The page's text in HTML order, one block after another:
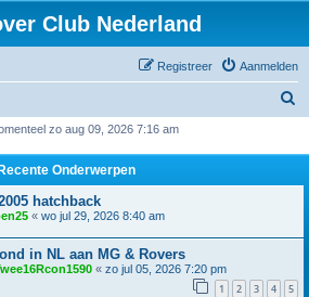
Club Nederland
Aanmelden
Registreer
zo aug 09, 2026 7:16 am
Recente Onderwerpen
hatchback
« wo jul 29, 2026 8:40 am
in NL aan MG & Rovers
« zo jul 05, 2026 7:20 pm
1 2 3 4 5